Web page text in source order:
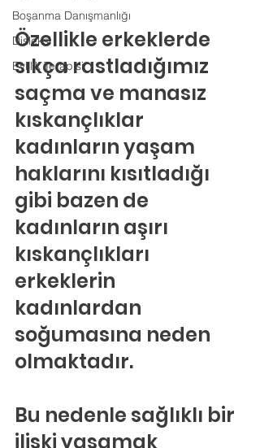
Boşanma Danışmanlığı
Disleksi
Evlilik Terapisi
Özellikle erkeklerde
sıkça rastladığımız
saçma ve manasız
kıskançlıklar
kadınların yaşam
haklarını kısıtladığı
gibi bazen de
kadınların aşırı
kıskançlıkları
erkeklerin
kadınlardan
soğumasına neden
olmaktadır.
Bu nedenle sağlıklı bir
ilişki yaşamak